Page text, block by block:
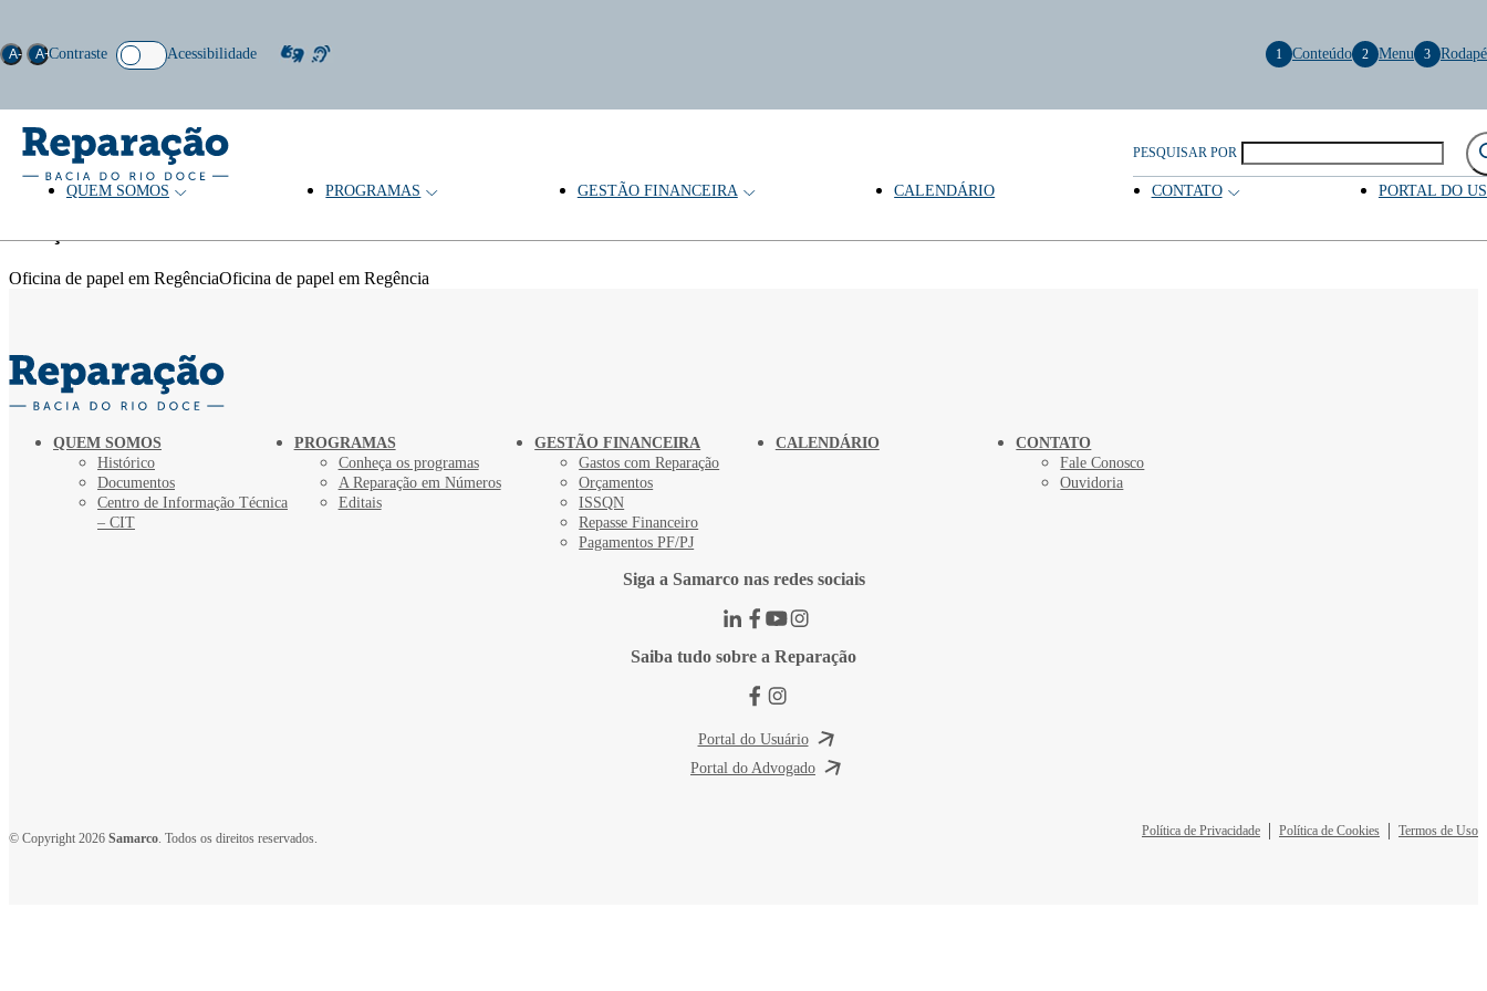
PESQUISAR POR
QUEM SOMOS PROGRAMAS GESTÃO FINANCEIRA CALENDÁRIO CONTATO PORTAL DO
Acessibilidade
A- A+Contraste 1 Conteúdo 2 Menu 3 Rodapé
Oficina de papel em RegênciaOficina de papel em Regência
QUEM SOMOS
Histórico
Documentos
Centro de Informação Técnica
– CIT
PROGRAMAS
Conheça os programas
A Reparação em Números
Editais
GESTÃO FINANCEIRA
Gastos com Reparação
Orçamentos
ISSQN
Repasse Financeiro
Pagamentos PF/PJ
CALENDÁRIO
CONTATO
Fale Conosco
Ouvidoria
Siga a Samarco nas redes sociais
Saiba tudo sobre a Reparação
Portal do Usuário
Portal do Advogado
© Copyright 2026 Samarco . Todos os direitos reservados. Política de Privacidade Política de Cookies Termos de Uso